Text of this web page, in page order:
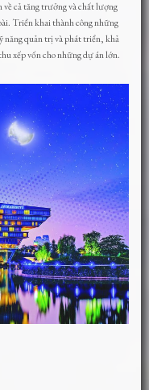
cả tăng trưởng và chất lượng
Triển khai thành công những
năng quản trị và phát triển, khả
xếp vốn cho những dự án lớn.